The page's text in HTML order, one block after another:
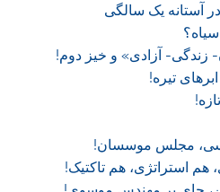
آستانه یک سالگی
زندگی- آزادی» و خیز دوم!
تیره!
مجلس موسسان!
استراتژی، هم تاکتیک!